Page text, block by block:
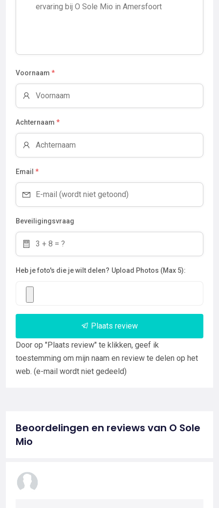
Voornaam *
Achternaam *
Email *
Beveiligingsvraag
Heb je foto's die je wilt delen? Upload Photos (Max 5):
Plaats review
Door op "Plaats review" te klikken, geef ik
toestemming om mijn naam en review te delen op het
web. (e-mail wordt niet gedeeld)
Beoordelingen en reviews van O Sole
Mio